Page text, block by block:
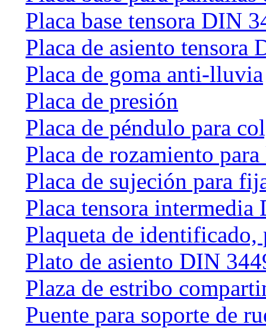
Placa base tensora DIN
Placa de asiento tensora
Placa de goma anti-lluvia
Placa de presión
Placa de péndulo para
Placa de rozamiento
Placa de sujeción para
Placa tensora intermedia
Plaqueta de identificado,
Plato de asiento DIN
Plaza de estribo
Puente para soporte de